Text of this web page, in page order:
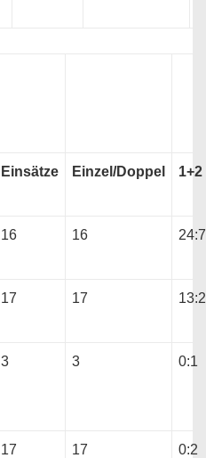
Einsätze Einzel/Doppel 1+2
16 16 24:7
17 17
3 3 0:1
17 17 0:2